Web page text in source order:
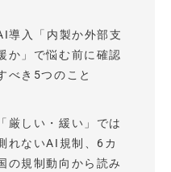
導入「内製か外部支
か」で悩む前に確認
べき5つのこと
「厳しい・緩い」では
れないAI規制、6カ
の規制動向から読み